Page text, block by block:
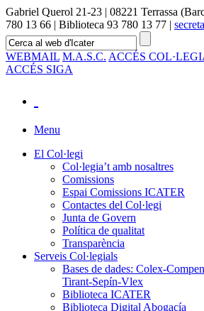
Gabriel Querol 21-23 | 08221 Terrassa
780 13 66 | Biblioteca 93 780 13 77 |
WEBMAIL M.A.S.C. ACCÉS
ACCÉS SIGA
Menu
El Col·legi
Col·legia’t amb nosaltres
Comissions
Espai Comissions ICATER
Contactes del Col·legi
Junta de Govern
Política de qualitat
Transparència
Serveis Col·legials
Bases de dades: Colex-
Tirant-Sepín-Vlex
Biblioteca ICATER
Biblioteca Digital Abogacía